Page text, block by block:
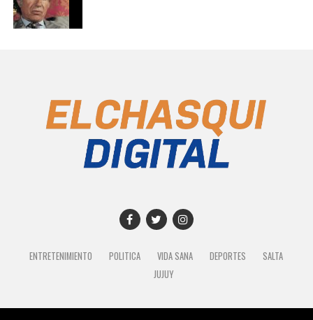
ENTRETENIMIENTO POLITICA VIDA SANA DEPORTES
SALTA
JUJUY